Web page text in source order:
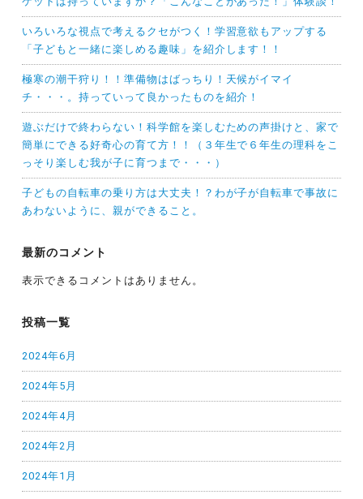
いろいろな視点で考えるクセがつく！学習意欲もアップする
「子どもと一緒に楽しめる趣味」を紹介します！！
極寒の潮干狩り！！準備物はばっちり！天候がイマイ
チ・・・。持っていって良かったものを紹介！
遊ぶだけで終わらない！科学館を楽しむための声掛けと、家で
簡単にできる好奇心の育て方！！（３年生で６年生の理科をこ
っそり楽しむ我が子に育つまで・・・）
子どもの自転車の乗り方は大丈夫！？わが子が自転車で事故に
あわないように、親ができること。
最新のコメント
表示できるコメントはありません。
投稿一覧
2024年6月
2024年5月
2024年4月
2024年2月
2024年1月